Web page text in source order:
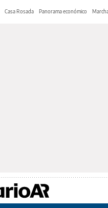
Casa Rosada Panorama económico